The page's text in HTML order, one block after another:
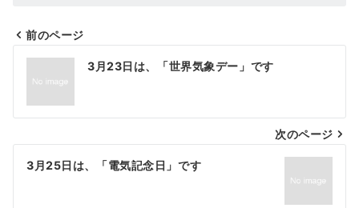
投
ナ
ビ
ゲ
前のページ
3月23日は、「世界気象デー」です
次のページ
3月25日は、「電気記念日」です